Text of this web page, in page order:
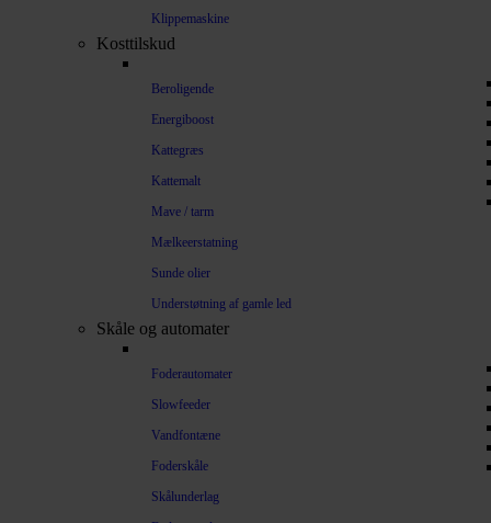
Klippemaskine
Kosttilskud
Beroligende
Energiboost
Kattegræs
Kattemalt
Mave / tarm
Mælkeerstatning
Sunde olier
Understøtning af gamle led
Skåle og automater
Foderautomater
Slowfeeder
Vandfontæne
Foderskåle
Skålunderlag